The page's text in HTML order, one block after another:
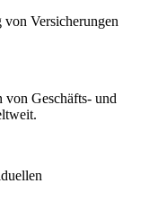
Versicherungen
von Geschäfts- und